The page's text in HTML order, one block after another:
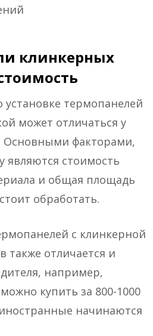
клинкерных
термопанелей
может отличаться у
Основными факторами,
стоимость
и общая площадь
обработать.
с клинкерной
также отличается и
например,
купить за 800-1000
начинаются